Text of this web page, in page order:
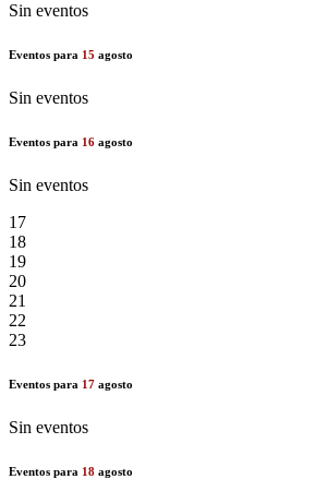
Sin eventos
Eventos para 15 agosto
Sin eventos
Eventos para 16 agosto
Sin eventos
17
18
19
20
21
22
23
Eventos para 17 agosto
Sin eventos
Eventos para 18 agosto